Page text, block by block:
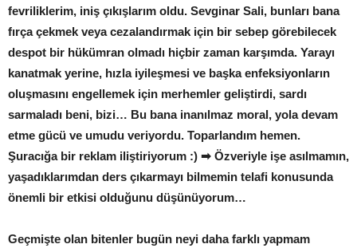
fevriliklerim, iniş çıkışlarım oldu. Sevginar Sali, bunları bana
fırça çekmek veya cezalandırmak için bir sebep görebilecek
despot bir hükümran olmadı hiçbir zaman karşımda. Yarayı
kanatmak yerine, hızla iyileşmesi ve başka enfeksiyonların
oluşmasını engellemek için merhemler geliştirdi, sardı
sarmaladı beni, bizi… Bu bana inanılmaz moral, yola devam
etme gücü ve umudu veriyordu. Toparlandım hemen.
Şuracığa bir reklam iliştiriyorum :) ➡ Özveriyle işe asılmamın,
yaşadıklarımdan ders çıkarmayı bilmemin telafi konusunda
önemli bir etkisi olduğunu düşünüyorum…
Geçmişte olan bitenler bugün neyi daha farklı yapmam